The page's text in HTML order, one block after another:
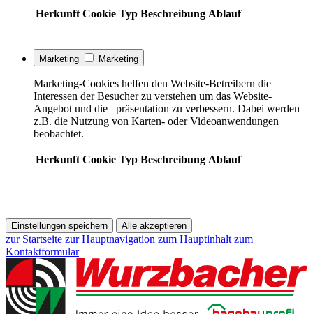
Herkunft Cookie Typ Beschreibung Ablauf
Marketing Marketing
Marketing-Cookies helfen den Website-Betreibern die
Interessen der Besucher zu verstehen um das Website-
Angebot und die –präsentation zu verbessern. Dabei werden
z.B. die Nutzung von Karten- oder Videoanwendungen
beobachtet.
Herkunft Cookie Typ Beschreibung Ablauf
Einstellungen speichern Alle akzeptieren
zur Startseite zur Hauptnavigation zum Hauptinhalt zum
Kontaktformular